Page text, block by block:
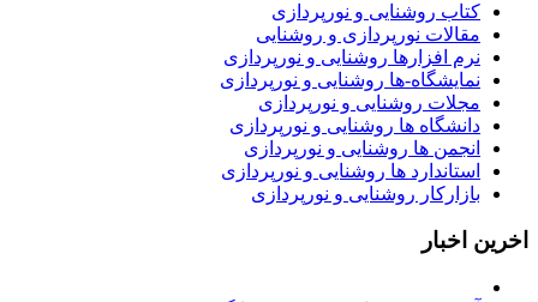
کتاب روشنایی و نورپردازی
مقالات نورپردازی و روشنایی
نرم افزارها روشنایی و نورپردازی
نمایشگاه-ها روشنایی و نورپردازی
مجلات روشنایی و نورپردازی
دانشگاه ها روشنایی و نورپردازی
انجمن ها روشنایی و نورپردازی
استاندارد ها روشنایی و نورپردازی
بازارکار روشنایی و نورپردازی
اخرین اخبار